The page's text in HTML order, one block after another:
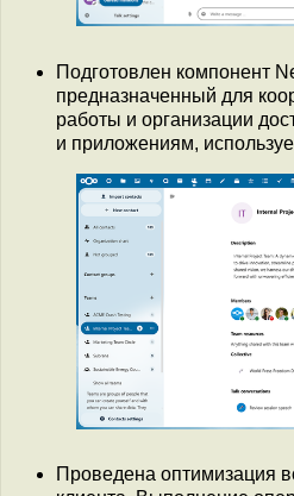
Подготовлен компонент
предназначенный для
работы и организации
и приложениям,
Проведена оптимизация